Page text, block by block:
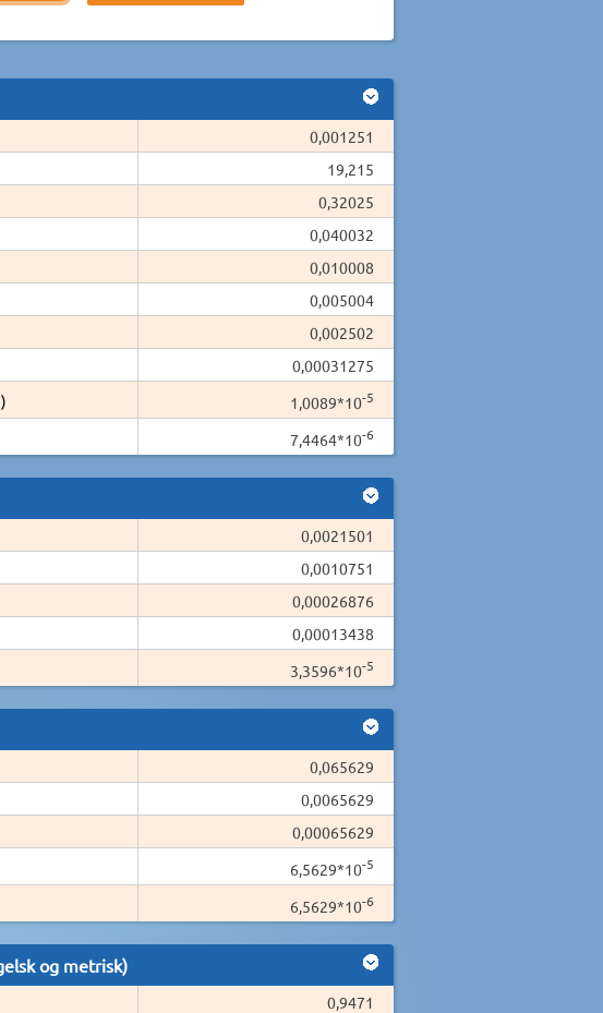
0,001251
19,215
0,32025
0,040032
0,010008
0,005004
0,002502
0,00031275
1,0089*10-5
7,4464*10-6
0,0021501
0,0010751
0,00026876
0,00013438
3,3596*10-5
0,065629
0,0065629
0,00065629
6,5629*10-5
6,5629*10-6
og metrisk)
0,9471